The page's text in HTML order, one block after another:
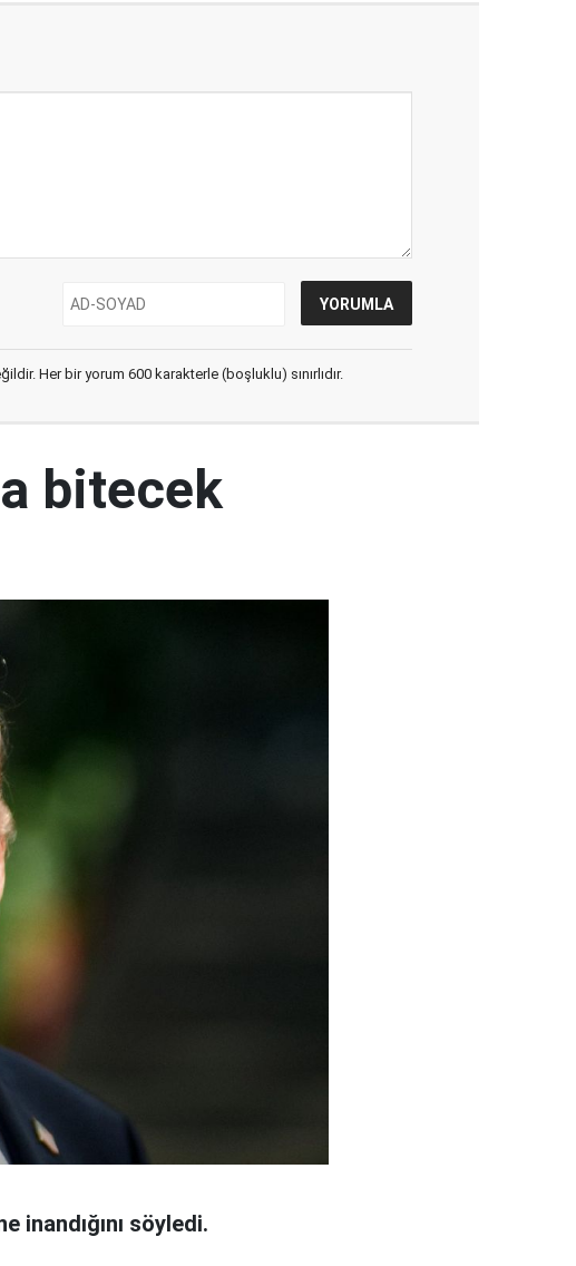
Her bir yorum 600 karakterle (boşluklu) sınırlıdır.
bitecek
inandığını söyledi.